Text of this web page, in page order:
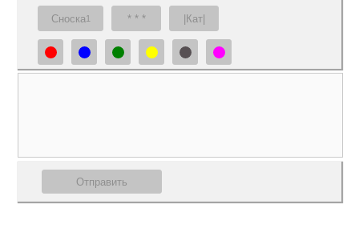
Сноска1 * * * |Кат|